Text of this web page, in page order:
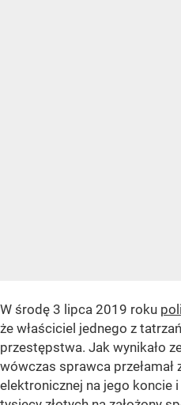
W środę 3 lipca 2019 roku
że właściciel jednego z
przestępstwa. Jak wynikało
wówczas sprawca
elektronicznej na jego koncie i